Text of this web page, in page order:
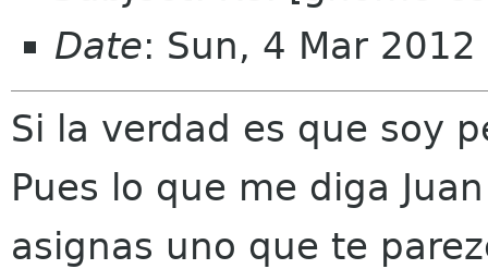
Date: Sun, 4 Mar
Si la verdad es que soy
Pues lo que me diga
asignas uno que te